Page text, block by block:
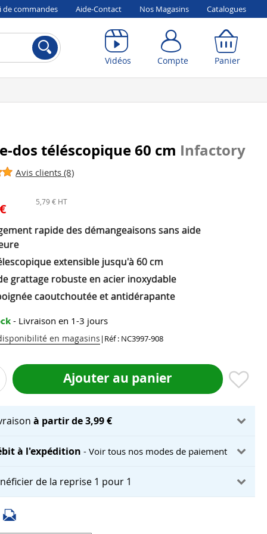
de commandes Aide-Contact Nos Magasins Catalogues
Vidéos Compte Panier
dos téléscopique 60 cm Infactory
Avis clients (8)
5,79 € HT
rapide des démangeaisons sans aide
extensible jusqu'à 60 cm
grattage robuste en acier inoxydable
caoutchoutée et antidérapante
- Livraison en 1-3 jours
en magasins | Réf : NC3997-908
Ajouter au panier
à partir de 3,99 €
à l'expédition- Voir tous nos modes de paiement
de la reprise 1 pour 1
Compte Panier